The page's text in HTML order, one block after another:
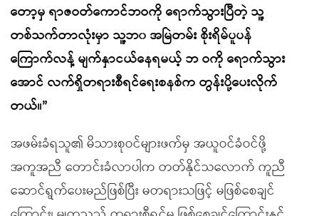
တော့မှ ရာဇဝတ်ကောင်ဘဝကို ရောက်သွားပြီတဲ့ သူ့
တစ်သက်တာလုံးမှာ သူ့ဘ၀ အမြဲတမ်း စိုးရိမ်ပူပန်
ကြောက်လန့် မျက်နှာငယ်နေရမယ့် ဘ ဝကို ရောက်သွား
အောင် လက်ရှိတရားစီရင်ရေးစနစ်က တွန်းပို့ပေးလိုက်
တယ်။”
အဖမ်းခံရသူ၏ မိသားစုဝင်များဖက်မှ အယူဝင်ခံဝင်ဖို့
အကူအညီ တောင်းခံလာပါက တတ်နိုင်သလောက် ကူညီ
ဆောင်ရွက်ပေးမည်ဖြစ်ပြီး မတရားသဖြင့် မဖြစ်စေချင်